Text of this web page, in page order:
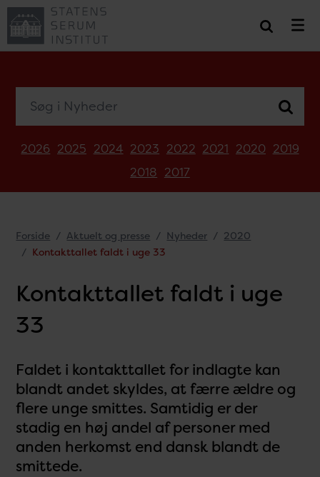
2026 2025 2024 2023 2022 2021 2020 2019
2018 2017
Forside Aktuelt og presse Nyheder
2020
Kontakttallet faldt i uge 33
Kontakttallet faldt i uge
33
Faldet i kontakttallet for indlagte kan
blandt andet skyldes, at færre ældre og
flere unge smittes. Samtidig er der
stadig en høj andel af personer med
anden herkomst end dansk blandt de
smittede.